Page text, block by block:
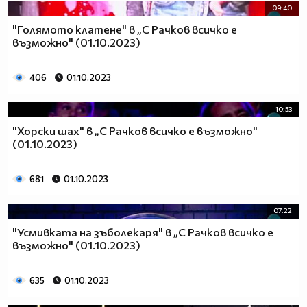
09:40
"Голямото клатене" в „С Рачков всичко е
възможно" (01.10.2023)
406 01.10.2023
10:53
"Хорски шах" в „С Рачков всичко е възможно"
(01.10.2023)
681 01.10.2023
07:22
"Усмивката на зъболекаря" в „С Рачков всичко е
възможно" (01.10.2023)
635 01.10.2023